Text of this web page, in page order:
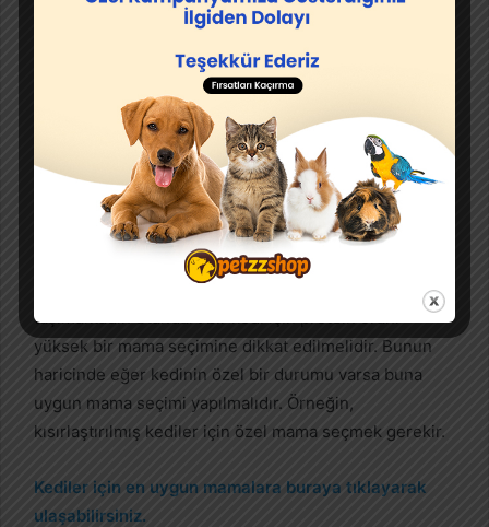
göre aşı planı yapılmalıdır. Kedilerde görülen pek çok
Kesinlikle aksatılmadan aşı takvimine uyulması gerekir.
Aksi halde ölümcül hastalıklar görülebilir.
Kedilere Hangi Aşılar Yaptırılmalıdır? Karma Aşı
Beslenme
Kedilerin beslenmesi de gelişimleri için oldukça
önemlidir. Bunun için kaliteli mama seçimi büyük önem
taşımaktadır. Standart bir kedi için protein oranı
yüksek bir mama seçimine dikkat edilmelidir. Bunun
haricinde eğer kedinin özel bir durumu varsa buna
uygun mama seçimi yapılmalıdır. Örneğin,
kısırlaştırılmış kediler için özel mama seçmek gerekir.
Kediler için en uygun mamalara buraya tıklayarak
ulaşabilirsiniz.